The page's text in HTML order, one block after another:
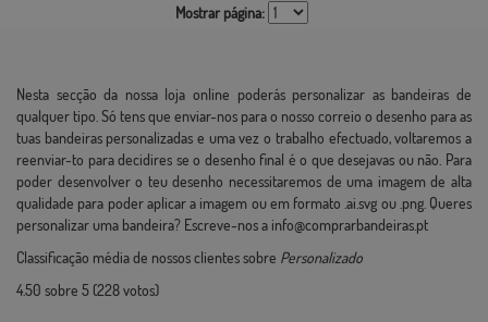
Mostrar página:
Nesta secção da nossa loja online poderás personalizar as bandeiras de
qualquer tipo. Só tens que enviar-nos para o nosso correio o desenho para as
tuas bandeiras personalizadas e uma vez o trabalho efectuado, voltaremos a
reenviar-to para decidires se o desenho final é o que desejavas ou não. Para
poder desenvolver o teu desenho necessitaremos de uma imagem de alta
qualidade para poder aplicar a imagem ou em formato .ai.svg ou .png. Queres
personalizar uma bandeira? Escreve-nos a info@comprarbandeiras.pt
Classificação média de nossos clientes sobre Personalizado
4.50 sobre 5 (228votos)